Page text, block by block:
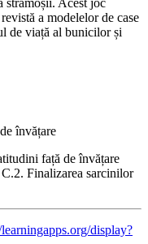
strămoșii. Acest joc
a modelelor de case
de viață al bunicilor și
învățare
față de învățare
C.2. Finalizarea sarcinilor
display?